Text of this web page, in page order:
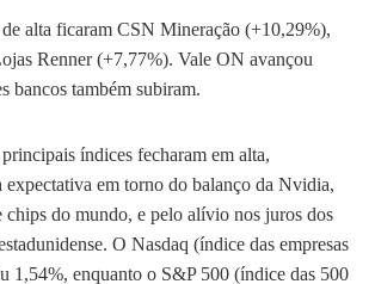
de alta ficaram CSN Mineração (+10,29%),
Renner (+7,77%). Vale ON avançou
bancos também subiram.
índices fecharam em alta,
expectativa em torno do balanço da Nvidia,
chips do mundo, e pelo alívio nos juros dos
O Nasdaq (índice das empresas
1,54%, enquanto o S&P 500 (índice das 500